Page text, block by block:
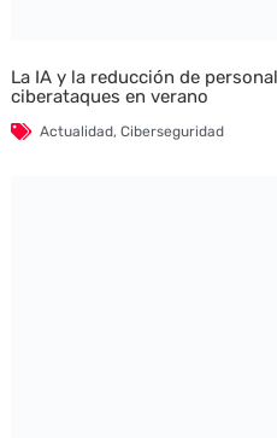
La IA y la reducción de
ciberataques en verano
Actualidad, Ciberseguridad